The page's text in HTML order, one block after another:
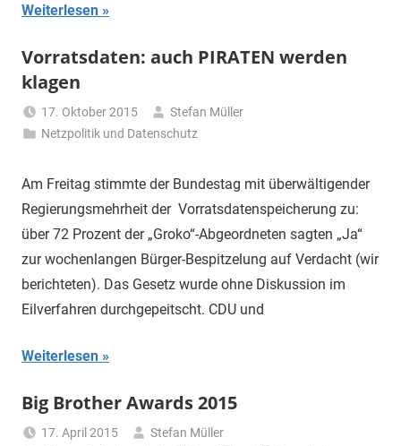
Weiterlesen
Vorratsdaten: auch PIRATEN werden
klagen
17. Oktober 2015
Stefan Müller
Netzpolitik und Datenschutz
Am Freitag stimmte der Bundestag mit überwältigender
Regierungsmehrheit der Vorratsdatenspeicherung zu:
über 72 Prozent der „Groko“-Abgeordneten sagten „Ja“
zur wochenlangen Bürger-Bespitzelung auf Verdacht (wir
berichteten). Das Gesetz wurde ohne Diskussion im
Eilverfahren durchgepeitscht. CDU und
Weiterlesen
Big Brother Awards 2015
17. April 2015
Stefan Müller